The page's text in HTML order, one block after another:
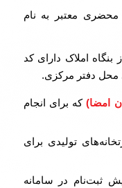
محضری معتبر به نام
بنگاه املاک دارای کد
محل دفتر مرکزی.
امضا)که برای انجام
تولیدی برای
پیش ثبت‌نام در سامانه